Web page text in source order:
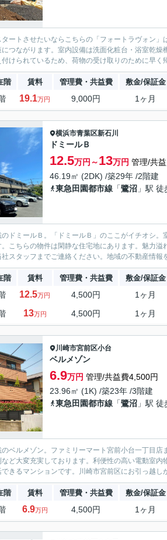
ートさせたいならこちらの「フォートラヴォン
つながります。室内設備は洗面化粧台・浴室乾
けられているため、荷物の受け取りのために早
階 賃料 管理費・共益費 敷金/保証金
19.1万円 9,000円 1ヶ月
横浜市青葉区新石川
ドミールＢ
12.5万円～13万円 管理/共
46.19㎡ (2DK) /築29年 /2階建
東急田園都市線 「鷺沼 」駅
ドミールＢ。「ドミールＢ」のここがイチオシ
こちらの物件は閑静な住宅地にあります。魅力
スタッフまでご連絡ください。地域の不動産情報
階 賃料 管理費・共益費 敷金/保証金
12.5万円 4,500円 1ヶ月
13万円 4,500円 1ヶ月
川崎市宮前区小台
ベルメゾン
6.9万円 管理/共益費4,500円
23.96㎡ (1K) /築23年 /3階建
東急田園都市線 「鷺沼 」駅
ベルメゾン。ファミリーマート宮前小台一丁目
など大変充実しております。利便性の高い電動室
きるマンションです。川崎市宮前区にお引っ越
階 賃料 管理費・共益費 敷金/保証金
6.9万円 4,500円 1ヶ月